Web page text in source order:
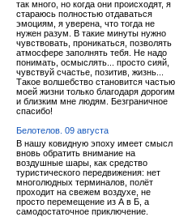
так много, но когда они происходят, я
стараюсь полностью отдаваться
эмоциям, я уверена, что тогда не
нужен разум. В такие минуты нужно
чувствовать, проникаться, позволять
атмосфере заполнять тебя. Не надо
понимать, осмыслять... просто сияй,
чувствуй счастье, позитив, жизнь...
Такое волшебство становится частью
моей жизни только благодаря дорогим
и близким мне людям. Безграничное
спасибо!
Белотелов. 09 августа
В нашу ковидную эпоху имеет смысл
вновь обратить внимание на
воздушные шары, как средство
туристического передвижения: нет
многолюдных терминалов, полёт
проходит на свежем воздухе, не
просто перемещение из А в Б, а
самодостаточное приключение.